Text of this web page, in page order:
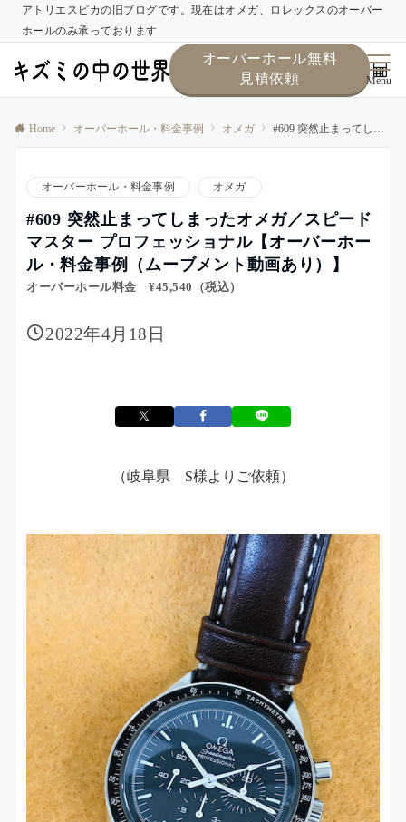
アトリエスピカの旧ブログです。現在はオメガ、ロレックスのオーバー
ホールのみ承っております
オーバーホール無料
見積依頼
Menu
Home オーバーホール・料金事例 オメガ #609 突然止まってしまったオメガ／スピードマスター プロフェッショナル【オーバーホール・料金事例（ムーブメント動画あり）】
オーバーホール・料金事例 オメガ
#609 突然止まってしまったオメガ／スピード
マスター プロフェッショナル【オーバーホー
ル・料金事例（ムーブメント動画あり）】
オーバーホール料金 ¥45,540（税込）
2022年4月18日
（岐阜県 S様よりご依頼）